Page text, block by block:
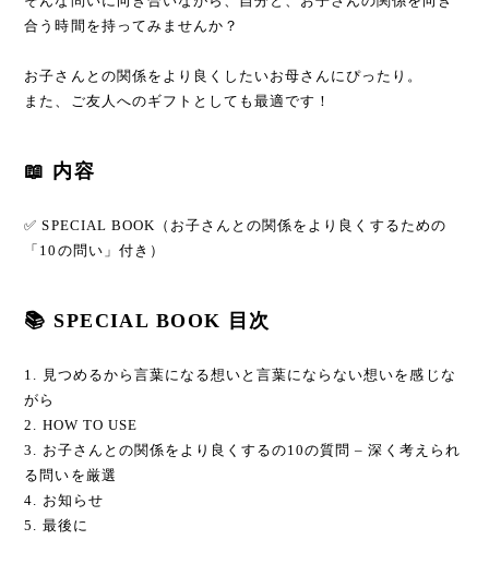
合う時間を持ってみませんか？
お子さんとの関係をより良くしたいお母さんにぴったり。
また、ご友人へのギフトとしても最適です！
📖 内容
✅ SPECIAL BOOK（お子さんとの関係をより良くするための
「10の問い」付き）
📚 SPECIAL BOOK 目次
1. 見つめるから言葉になる想いと言葉にならない想いを感じな
がら
2. HOW TO USE
3. お子さんとの関係をより良くするの10の質問 – 深く考えられ
る問いを厳選
4. お知らせ
5. 最後に